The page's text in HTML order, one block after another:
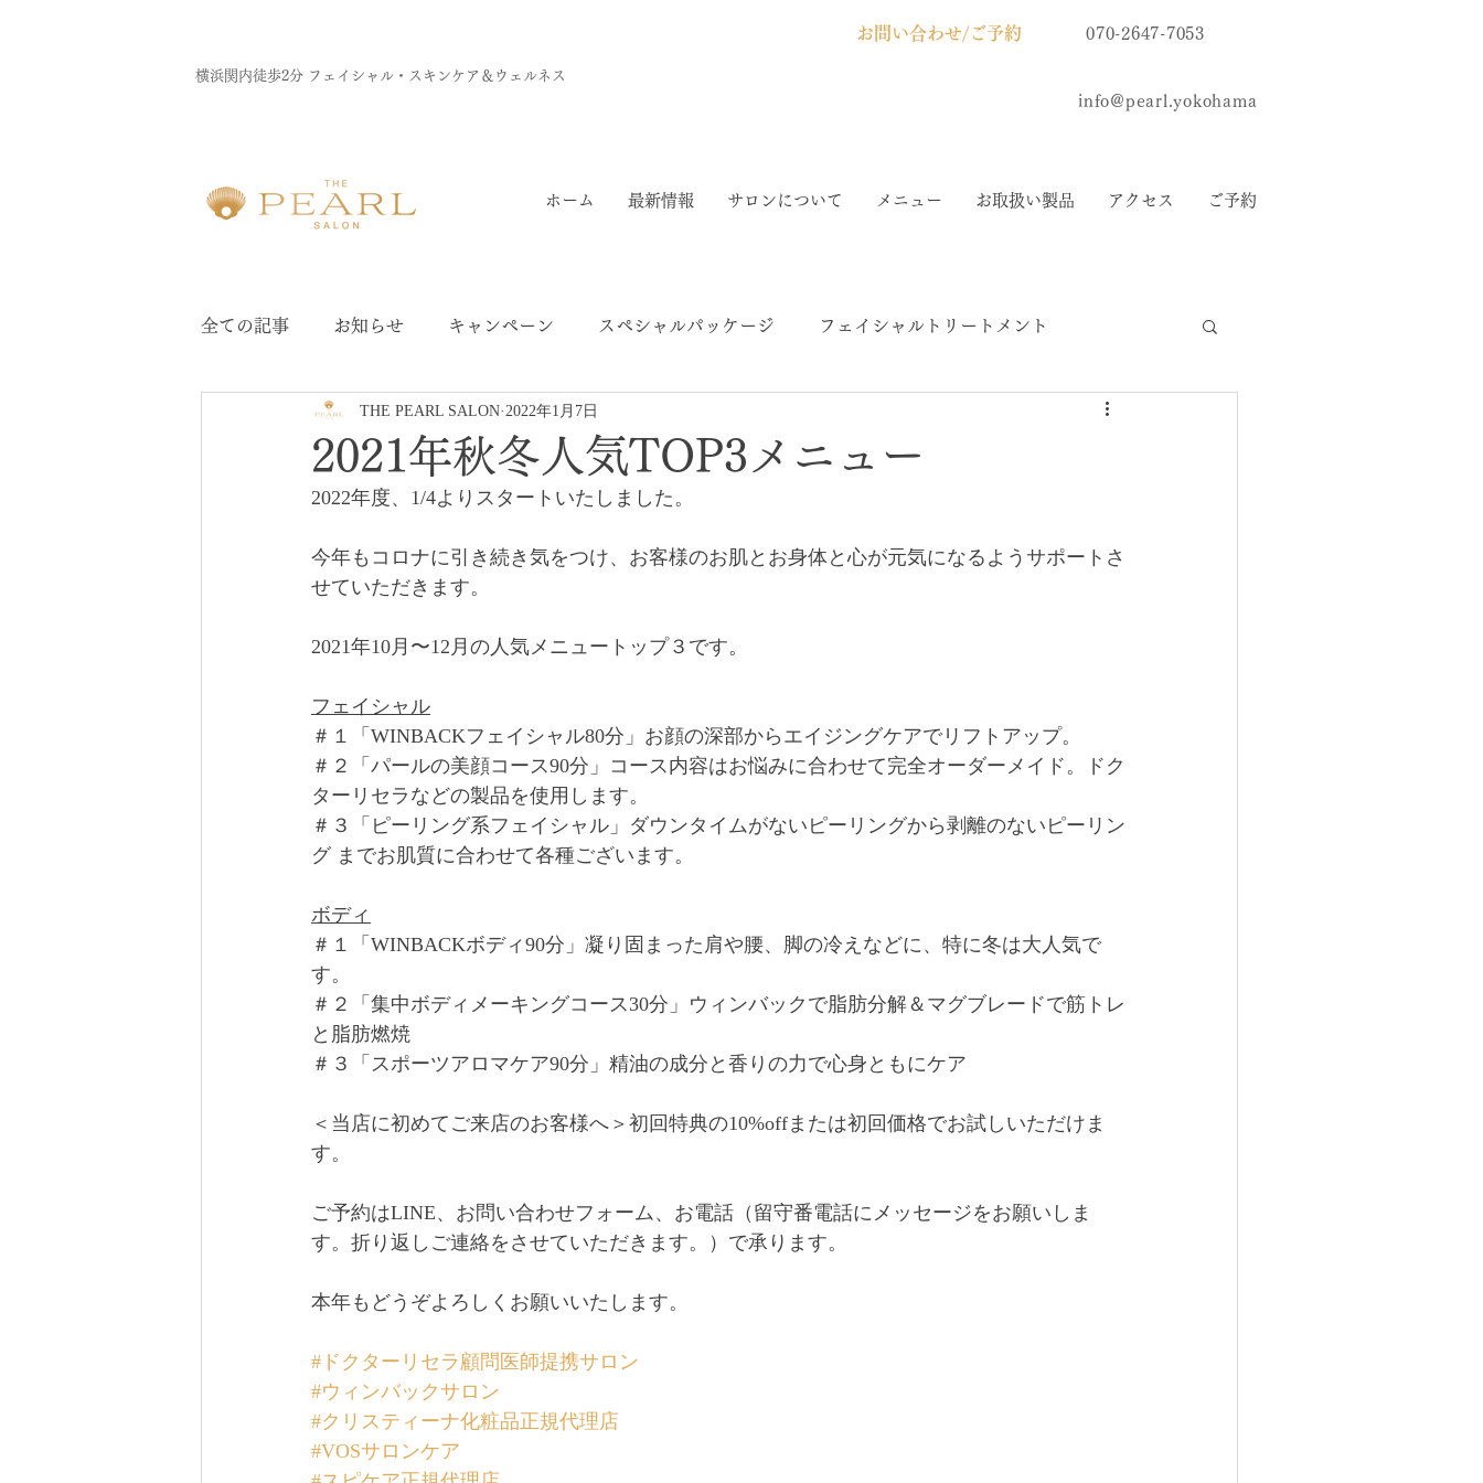
横浜関内徒歩2分 フェイシャル・スキンケア＆ウェルネス
お問い合わせ/ご予約 070-2647-7053
info@pearl.yokohama
ホーム 最新情報 サロンについて メニュー お取扱い製品 アクセス ご予約
全ての記事 お知らせ キャンペーン スペシャルパッケージ フェイシャルトリートメント
ドクターリセラ ウィンバック VOSサロンケア クリスティーナ化粧品
アロマセラピー 雪美人
2021年秋冬人気TOP3メニュー
THE PEARL SALON 2022年1月7日
2022年度、1/4よりスタートいたしました。
今年もコロナに引き続き気をつけ、お客様のお肌とお身体と心が元気になるようサポートさ
せていただきます。
2021年10月〜12月の人気メニュートップ３です。
フェイシャル
＃１「WINBACKフェイシャル80分」お顔の深部からエイジングケアでリフトアップ。
＃２「パールの美顔コース90分」コース内容はお悩みに合わせて完全オーダーメイド。ドク
ターリセラなどの製品を使用します。
＃３「ピーリング系フェイシャル」ダウンタイムがないピーリングから剥離のないピーリン
グ までお肌質に合わせて各種ございます。
ボディ
＃１「WINBACKボディ90分」凝り固まった肩や腰、脚の冷えなどに、特に冬は大人気で
す。
＃２「集中ボディメーキングコース30分」ウィンバックで脂肪分解＆マグブレードで筋トレ
と脂肪燃焼
＃３「スポーツアロマケア90分」精油の成分と香りの力で心身ともにケア
＜当店に初めてご来店のお客様へ＞初回特典の10%offまたは初回価格でお試しいただけま
す。
ご予約はLINE、お問い合わせフォーム、お電話（留守番電話にメッセージをお願いしま
す。折り返しご連絡をさせていただきます。）で承ります。
本年もどうぞよろしくお願いいたします。
#ドクターリセラ顧問医師提携サロン
#ウィンバックサロン
#クリスティーナ化粧品正規代理店
#VOSサロンケア